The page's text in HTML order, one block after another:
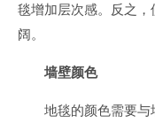
毯增加层次感。反之
阔。
墙壁颜色
地毯的颜色需要